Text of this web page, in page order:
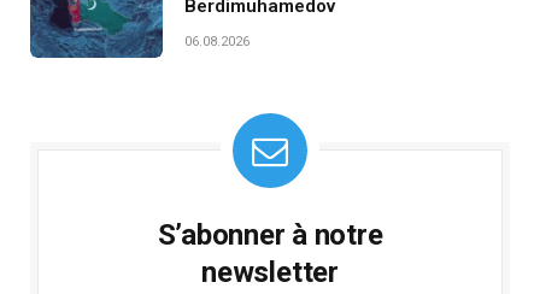
Berdimuhamedov
06.08.2026
S’abonner à notre
newsletter